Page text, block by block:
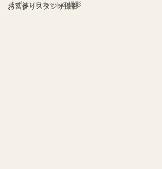
お宮参りスタジオ撮影
まずはソロカットの撮影